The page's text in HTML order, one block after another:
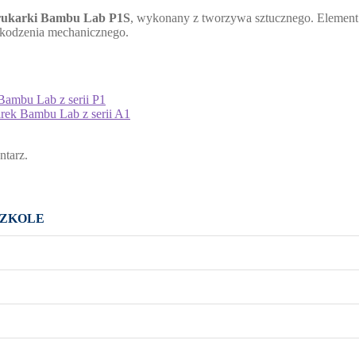
Bambu Lab P1S, wykonany z tworzywa sztucznego. Element
mechanicznego.
Lab z serii P1
Bambu Lab z serii A1